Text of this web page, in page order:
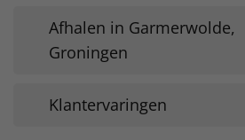
Afhalen in Garmerwolde,
Groningen
Klantervaringen